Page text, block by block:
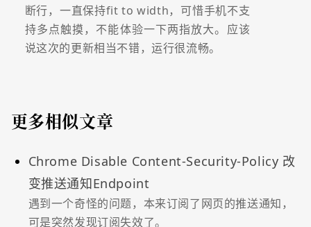
断行，一直保持fit to width，可惜手机不支
持多点触摸，不能体验一下两指放大。应该
说这次的更新相当不错，运行很流畅。
更多相似文章
Chrome Disable Content-Security-Policy 改
变推送通知Endpoint
遇到一个奇怪的问题，本来订阅了网页的推送通知，
可是突然发现订阅失效了。